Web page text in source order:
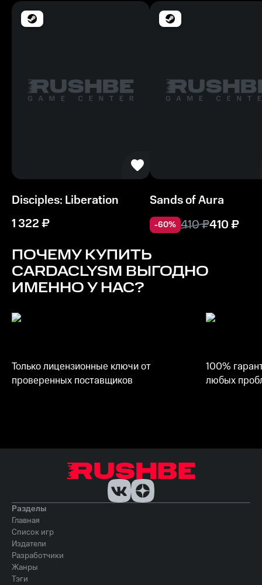
Место на диске
2 GB
Disciples: Liberation
1 322₽
Sands of Aura
-60% 410₽410₽
ПОЧЕМУ КУПИТЬ
CARDACLYSM ВЫГОДНО
ИМЕННО У НАС?
Только лицензионные ключи от
проверенных поставщиков
100%
любых
Разделы
Главная
Список игр
Издатели
Разработчики
Жанры
Тэги